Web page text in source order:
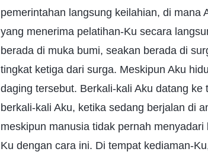
pemerintahan langsung keilahian, di mana
yang menerima pelatihan-Ku secara
berada di muka bumi, seakan berada di
tingkat ketiga dari surga. Meskipun Aku
daging tersebut. Berkali-kali Aku datang
berkali-kali Aku, ketika sedang berjalan di
meskipun manusia tidak pernah
Ku dengan cara ini. Di tempat kediaman-